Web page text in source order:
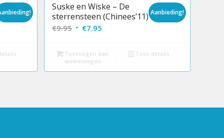
Suske en Wiske – De
sterrensteen (Chinees’11)
€9.95 Oorspronkelijke
was:
€9.95.
€7.95Huidige
is:
Aanbieding!
Toevoegen aan
winkelwagen
Toon details